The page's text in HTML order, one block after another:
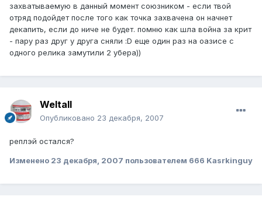
захватываемую в данный момент союзником - если твой
отряд подойдет после того как точка захвачена он начнет
декапить, если до ниче не будет. помню как шла война за крит
- пару раз друг у друга сняли :D еще один раз на оазисе с
одного релика замутили 2 убера))
Weltall
Опубликовано 23 декабря, 2007
реплэй остался?
Изменено 23 декабря, 2007 пользователем 666 Kasrkinguy